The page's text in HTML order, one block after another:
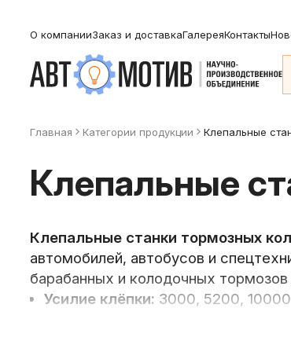
О компанииЗаказ и доставкаГалереяКонтакты
Главная Категории продукции Клепальные
Клепальные
Клепальные станки тормозных
автомобилей, автобусов и
барабанных и колодочных тормозов
Усилие клёпки: 3000, 5200, 10000
приклёпывание